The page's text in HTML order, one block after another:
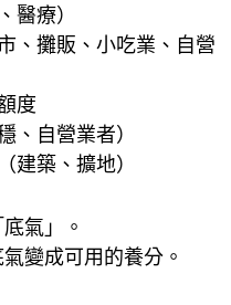
醫療）
、攤販、小吃業、自營
度
、自營業者）
建築、擴地）
氣」。
變成可用的養分。